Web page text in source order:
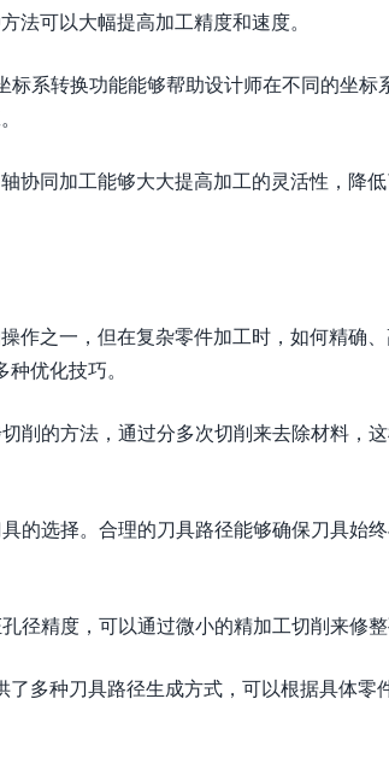
法可以大幅提高加工精度和速度。
系转换功能能够帮助设计师在不同的坐标
协同加工能够大大提高加工的灵活性，降
作之一，但在复杂零件加工时，如何精确
优化技巧。
削的方法，通过分多次切削来去除材料，
的选择。合理的刀具路径能够确保刀具始
径精度，可以通过微小的精加工切削来修整
多种刀具路径生成方式，可以根据具体零